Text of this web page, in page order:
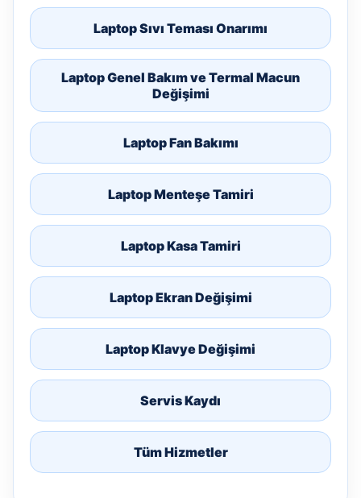
Laptop Sıvı Teması Onarımı
Laptop Genel Bakım ve Termal Macun
Değişimi
Laptop Fan Bakımı
Laptop Menteşe Tamiri
Laptop Kasa Tamiri
Laptop Ekran Değişimi
Laptop Klavye Değişimi
Servis Kaydı
Tüm Hizmetler